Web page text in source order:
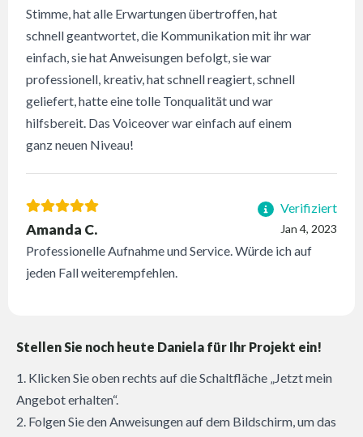
Stimme, hat alle Erwartungen übertroffen, hat
schnell geantwortet, die Kommunikation mit ihr war
einfach, sie hat Anweisungen befolgt, sie war
professionell, kreativ, hat schnell reagiert, schnell
geliefert, hatte eine tolle Tonqualität und war
hilfsbereit. Das Voiceover war einfach auf einem
ganz neuen Niveau!
Verifiziert
Jan 4, 2023
Amanda C.
Professionelle Aufnahme und Service. Würde ich auf
jeden Fall weiterempfehlen.
Stellen Sie noch heute Daniela für Ihr Projekt ein!
1. Klicken Sie oben rechts auf die Schaltfläche „Jetzt mein
Angebot erhalten“.
2. Folgen Sie den Anweisungen auf dem Bildschirm, um das